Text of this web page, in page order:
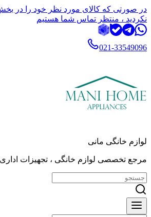
در صورتی که کالای مورد نظر خود را در
نکردید ، منتظر تماس شما هستیم
021-33549096
لوازم خانگی مانی
مرجع تخصصی لوازم خانگی ، تجهیزات